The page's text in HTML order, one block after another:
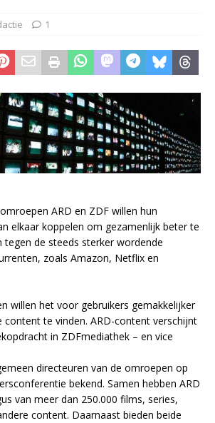
1
ARD en ZDF willen hun
elkaar koppelen om gezamenlijk beter te
tegen de steeds sterker wordende
zoals Amazon, Netflix en
willen het voor gebruikers gemakkelijker
te vinden. ARD-content verschijnt
in ZDFmediathek – en vice
directeuren van de omroepen op
bekend. Samen hebben ARD
van meer dan 250.000 films, series,
content. Daarnaast bieden beide